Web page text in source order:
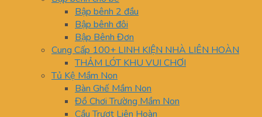
Bập bênh 2 đầu
Bập bênh đôi
Bập Bênh Đơn
Cung Cấp 100+ LINH KIỆN NHÀ LIÊN HOÀN
THẢM LÓT KHU VUI CHƠI
Tủ Kệ Mầm Non
Bàn Ghế Mầm Non
Đồ Chơi Trường Mầm Non
Cầu Trượt Liên Hoàn